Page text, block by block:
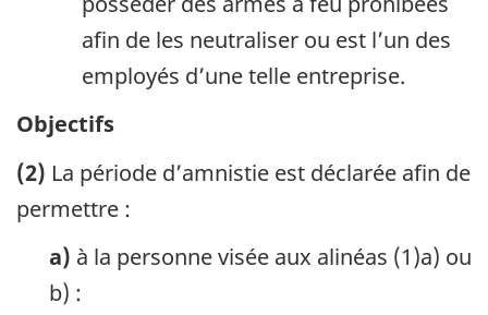
afin de les neutraliser ou est l’un des
employés d’une telle entreprise.
Objectifs
(2) La période d’amnistie est déclarée afin de
permettre :
a) à la personne visée aux alinéas (1)a) ou
b) :